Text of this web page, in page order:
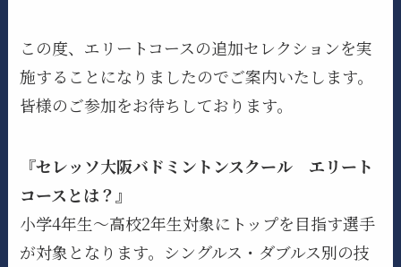
この度、エリートコースの追加セレクションを実
施することになりましたのでご案内いたします。
皆様のご参加をお待ちしております。
『セレッソ大阪バドミントンスクール エリート
コースとは？』
小学4年生～高校2年生対象にトップを目指す選手
が対象となります。シングルス・ダブルス別の技